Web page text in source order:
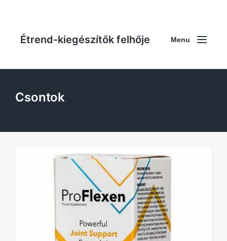
Étrend-kiegészítők felhője Menu
Csontok